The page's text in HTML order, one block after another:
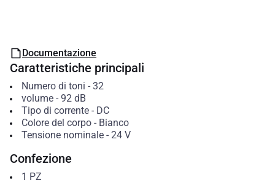
Documentazione
Caratteristiche principali
Numero di toni - 32
volume- 92 dB
Tipo di corrente- DC
Colore del corpo- Bianco
Tensione nominale- 24 V
Confezione
1 PZ